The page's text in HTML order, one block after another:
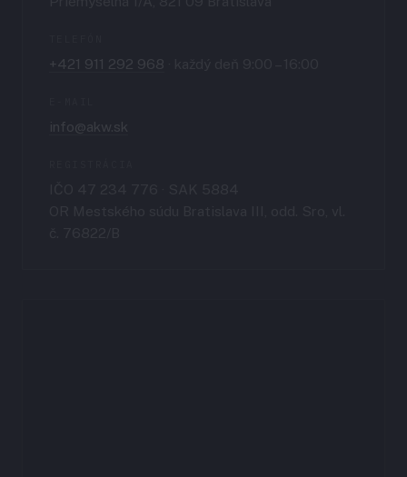
+421 911 292 968
info@akw.sk